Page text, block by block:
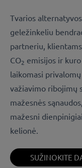
Tvarios
geležinkeliu
partneriu,
CO2 emisijos ir
laikomasi
važiavimo ribojimų
mažesnės
mažesni
kelionė.
SUŽINOKITE